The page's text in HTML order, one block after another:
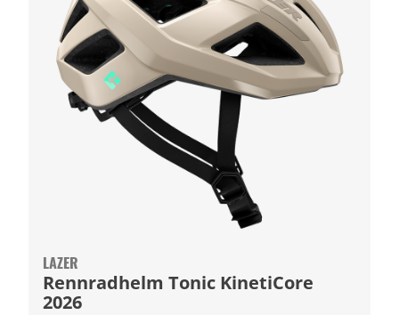
LAZER
Rennradhelm Tonic KinetiCore
2026